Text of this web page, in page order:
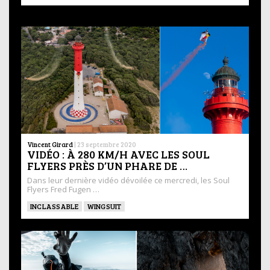
Vincent Girard | 23 septembre 2020
VIDÉO : À 280 KM/H AVEC LES SOUL
FLYERS PRÈS D’UN PHARE DE …
Dans leur dernière vidéo dévoilée ce mercredi, les Soul
Flyers Fred Fugen …
INCLASSABLE WINGSUIT